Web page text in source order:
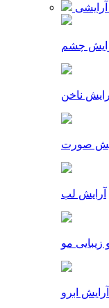
آرایشی
چشم
آرایش ناخن
صورت
آرایش لب
زیبایی مو
آرایش ابرو